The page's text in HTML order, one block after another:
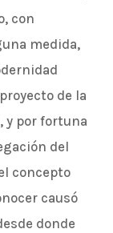
con
medida,
de la
y por fortuna
del
concepto
causó
donde